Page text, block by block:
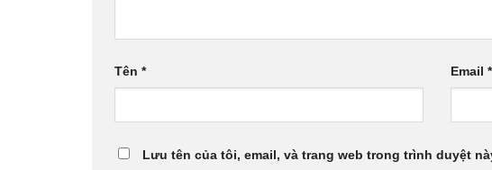
Tên * Email*
Lưu tên của tôi, email, và trang web trong trình duyệt